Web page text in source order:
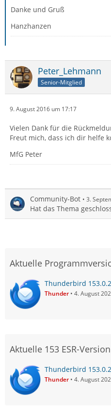
Danke und Gruß
Hanzhanzen
Peter_Lehmann
Senior-Mitglied
9. August 2016 um 17:17
Vielen Dank für die
Freut mich, dass ich dir helfe
MfG Peter
Community-Bot 3.
Hat das Thema
Aktuelle
Thunderbird
Thunder 4. August
Aktuelle 153 ESR-Version
Thunderbird
Thunder 4. August